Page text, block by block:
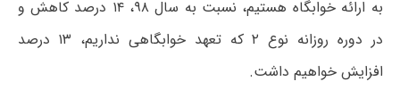
به ارائه خوابگاه هستیم،‌ نسبت به سال ۹۸، ۱۴ درصد کاهش و
در دوره روزانه نوع ۲ که تعهد خوابگاهی نداریم، ۱۳ درصد
افزایش خواهیم داشت.